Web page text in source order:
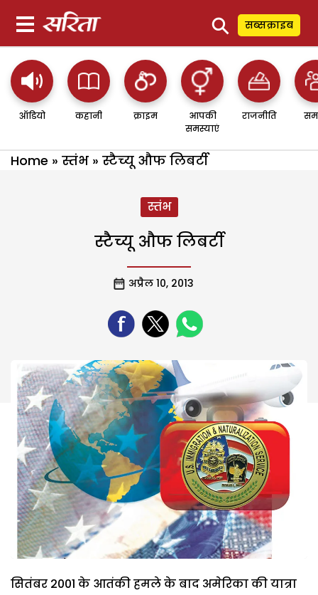
⚲ सब्सक्राइब
ऑडियो कहानी क्राइम
आपकी
समस्याएं
राजनीति
Home » स्तंभ » स्टैच्यू औफ लिबर्टी
स्तंभ
स्टैच्यू औफ लिबर्टी
अप्रैल 10, 2013
सितंबर 2001 के आतंकी हमले के बाद अमेरिका की यात्रा